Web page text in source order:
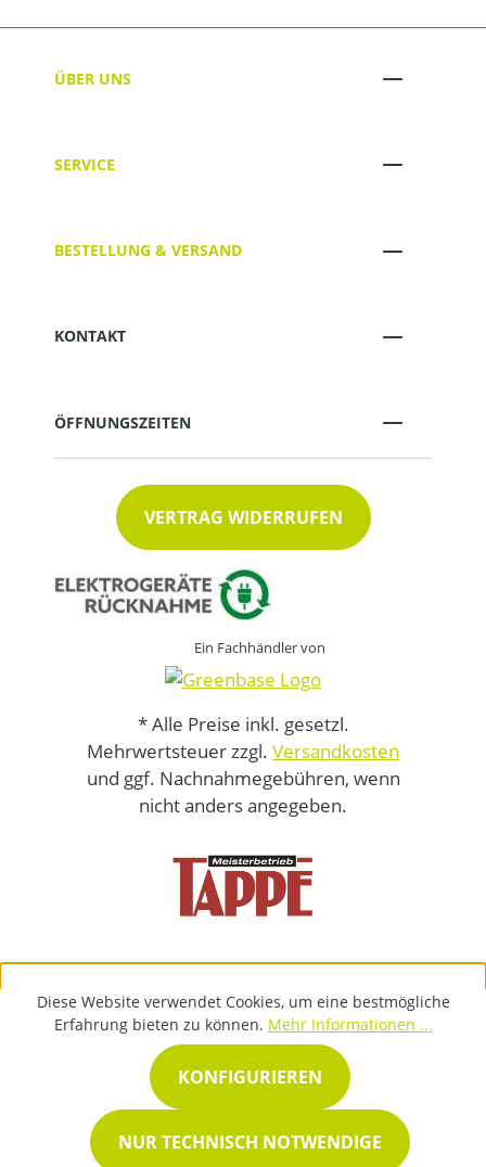
ÜBER UNS
SERVICE
BESTELLUNG & VERSAND
KONTAKT
ÖFFNUNGSZEITEN
VERTRAG WIDERRUFEN
Ein Fachhändler von
* Alle Preise inkl. gesetzl.
Mehrwertsteuer zzgl. Versandkosten
und ggf. Nachnahmegebühren, wenn
nicht anders angegeben.
Diese Website verwendet Cookies, um eine bestmögliche
Erfahrung bieten zu können. Mehr Informationen ...
NUR TECHNISCH NOTWENDIGE
KONFIGURIEREN